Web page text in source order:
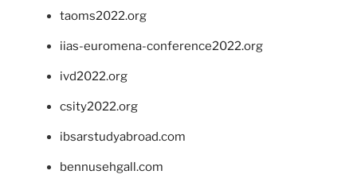
taoms2022.org
iias-euromena-conference2022.org
ivd2022.org
csity2022.org
ibsarstudyabroad.com
bennusehgall.com